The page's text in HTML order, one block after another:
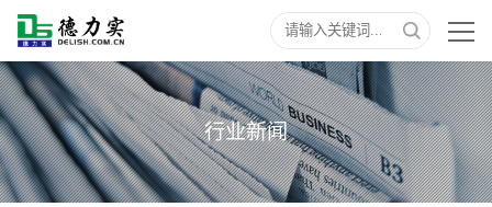
行业新闻